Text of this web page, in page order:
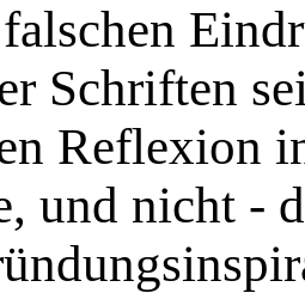
Schriften
Reflexion
und nicht -